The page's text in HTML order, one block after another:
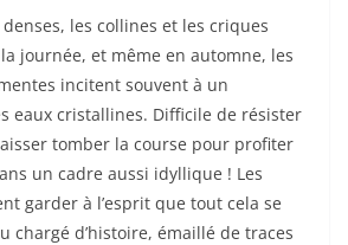
denses, les collines et les criques
journée, et même en automne, les
incitent souvent à un
eaux cristallines. Difficile de résister
tomber la course pour profiter
un cadre aussi idyllique ! Les
garder à l’esprit que tout cela se
chargé d’histoire, émaillé de traces